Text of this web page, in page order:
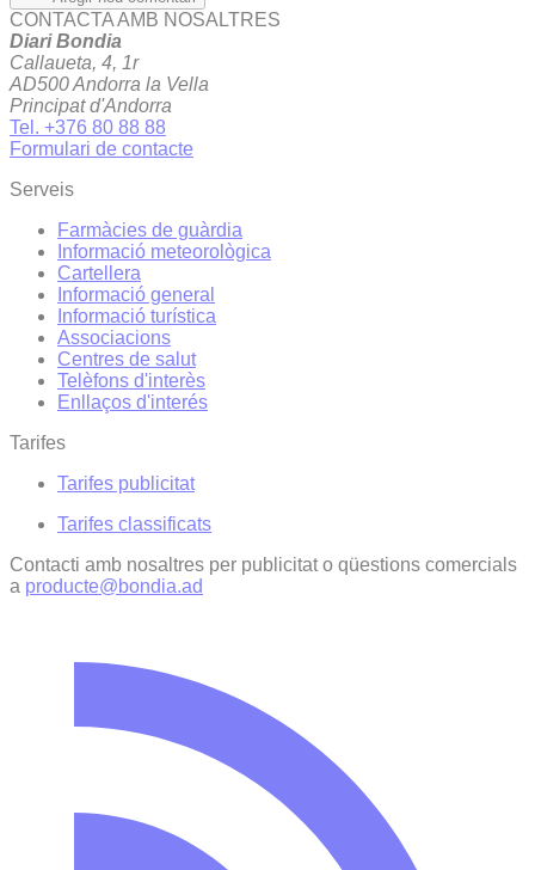
CONTACTA AMB NOSALTRES
Diari Bondia
Callaueta, 4, 1r
AD500 Andorra la Vella
Principat d'Andorra
Tel. +376 80 88 88
Formulari de contacte
Serveis
Farmàcies de guàrdia
Informació meteorològica
Cartellera
Informació general
Informació turística
Associacions
Centres de salut
Telèfons d'interès
Enllaços d'interés
Tarifes
Tarifes publicitat
Tarifes classificats
Contacti amb nosaltres per publicitat o qüestions comercials
a producte@bondia.ad